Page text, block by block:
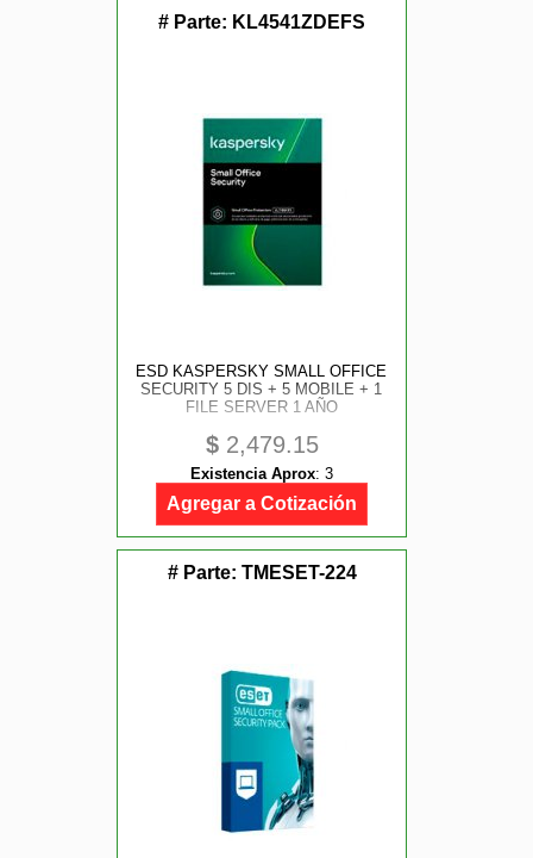
# Parte: KL4541ZDEFS
ESD KASPERSKY SMALL OFFICE
SECURITY 5 DIS + 5 MOBILE + 1
FILE SERVER 1 AÑO
$2,479.15
Existencia Aprox: 3
Agregar a Cotización
# Parte: TMESET-224